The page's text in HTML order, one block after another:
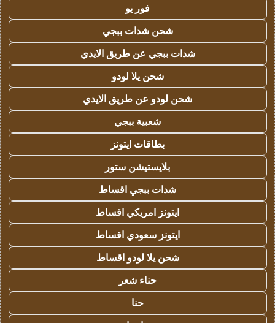
فور يو
شحن شدات ببجي
شدات ببجي عن طريق الايدي
شحن يلا لودو
شحن لودو عن طريق الايدي
شعبية ببجي
بطاقات ايتونز
بلايستيشن ستور
شدات ببجي اقساط
ايتونز امريكي اقساط
ايتونز سعودي اقساط
شحن يلا لودو اقساط
حناء شعر
حنا